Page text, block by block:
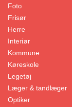
Foto
Frisør
Herre
Interiør
Kommune
Køreskole
Legetøj
Læger & tandlæger
Optiker